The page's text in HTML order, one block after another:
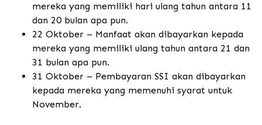
mereka yang memiliki hari ulang tahun antara 11
dan 20 bulan apa pun.
22 Oktober – Manfaat akan dibayarkan kepada
mereka yang memiliki ulang tahun antara 21 dan
31 bulan apa pun.
31 Oktober – Pembayaran SSI akan dibayarkan
kepada mereka yang memenuhi syarat untuk
November.